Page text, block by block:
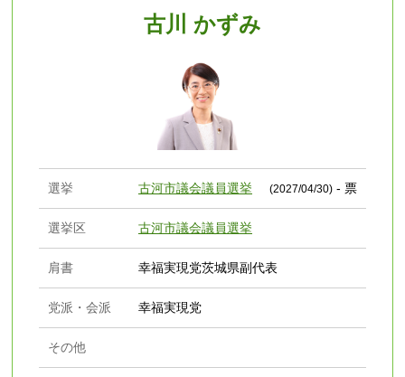
古川 かずみ
選挙 古河市議会議員選挙 (2027/04/30)- 票
選挙区 古河市議会議員選挙
肩書 幸福実現党茨城県副代表
党派・会派 幸福実現党
その他